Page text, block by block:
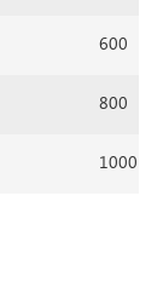
600
800
1000